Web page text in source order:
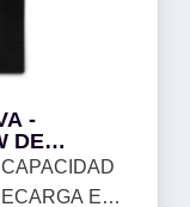
-
DE
6 HORAS,
4
EN